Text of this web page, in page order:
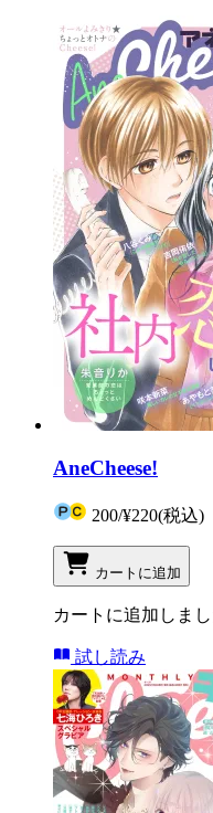
AneCheese!
200/¥220(税込)
カートに追加
カートに追加しま
試し読み